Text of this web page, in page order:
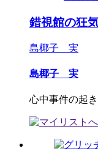
錯視館の狂
島椰子 実
島椰子 実
心中事件の起